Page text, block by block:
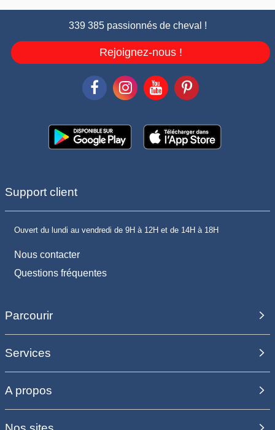
339 385 passionnés de cheval !
Rejoignez-nous !
Support client
Ouvert du lundi au vendredi de 9H à 12H et de 14H à 18H
Nous contacter
Questions fréquentes
Parcourir
Services
A propos